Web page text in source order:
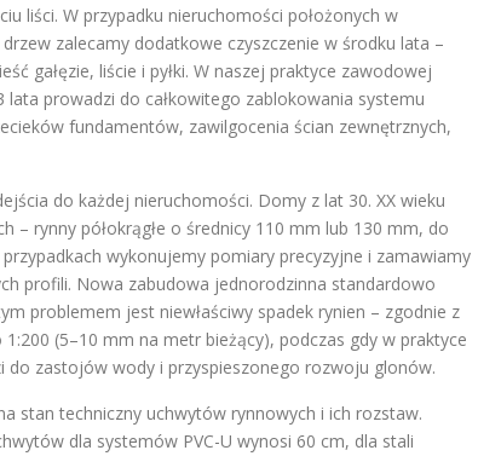
liści. W przypadku nieruchomości położonych w
zalecamy dodatkowe czyszczenie w środku lata –
gałęzie, liście i pyłki. W naszej praktyce zawodowej
prowadzi do całkowitego zablokowania systemu
fundamentów, zawilgocenia ścian zewnętrznych,
do każdej nieruchomości. Domy z lat 30. XX wieku
rynny półokrągłe o średnicy 110 mm lub 130 mm, do
wykonujemy pomiary precyzyjne i zamawiamy
profili. Nowa zabudowa jednorodzinna standardowo
problemem jest niewłaściwy spadek rynien – zgodnie z
(5–10 mm na metr bieżący), podczas gdy w praktyce
do zastojów wody i przyspieszonego rozwoju glonów.
stan techniczny uchwytów rynnowych i ich rozstaw.
dla systemów PVC-U wynosi 60 cm, dla stali